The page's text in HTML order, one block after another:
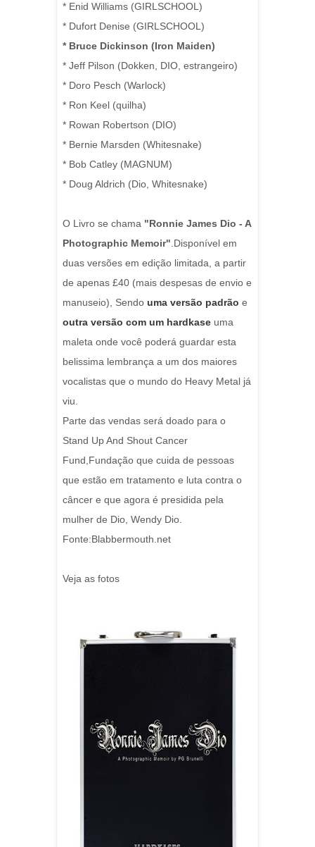
* Enid Williams (GIRLSCHOOL)
* Dufort Denise (GIRLSCHOOL)
* Bruce Dickinson (Iron Maiden)
* Jeff Pilson (Dokken, DIO, estrangeiro)
* Doro Pesch (Warlock)
* Ron Keel (quilha)
* Rowan Robertson (DIO)
* Bernie Marsden (Whitesnake)
* Bob Catley (MAGNUM)
* Doug Aldrich (Dio, Whitesnake)
O Livro se chama "Ronnie James Dio - A
Photographic Memoir" .Disponível em
duas versões em edição limitada, a partir
de apenas £40 (mais despesas de envio e
manuseio), Sendo uma versão padrão e
outra versão com um hardkase uma
maleta onde você poderá guardar esta
belissima lembrança a um dos maiores
vocalistas que o mundo do Heavy Metal já
viu.
Parte das vendas será doado para o
Stand Up And Shout Cancer
Fund,Fundação que cuida de pessoas
que estão em tratamento e luta contra o
câncer e que agora é presidida pela
mulher de Dio, Wendy Dio.
Fonte:Blabbermouth.net
Veja as fotos